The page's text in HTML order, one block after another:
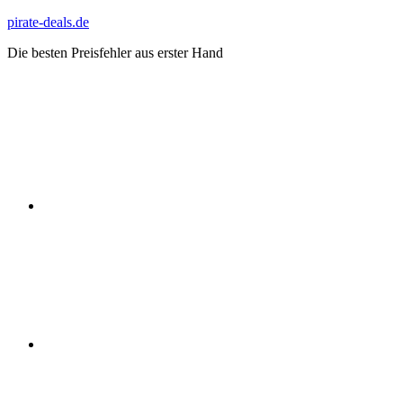
Zum
springen
pirate-deals.de
Die besten Preisfehler aus erster Hand